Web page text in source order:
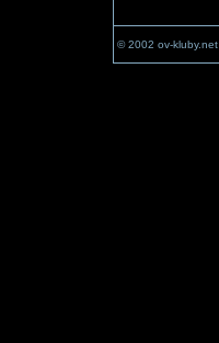
© 2002 ov-kluby.net